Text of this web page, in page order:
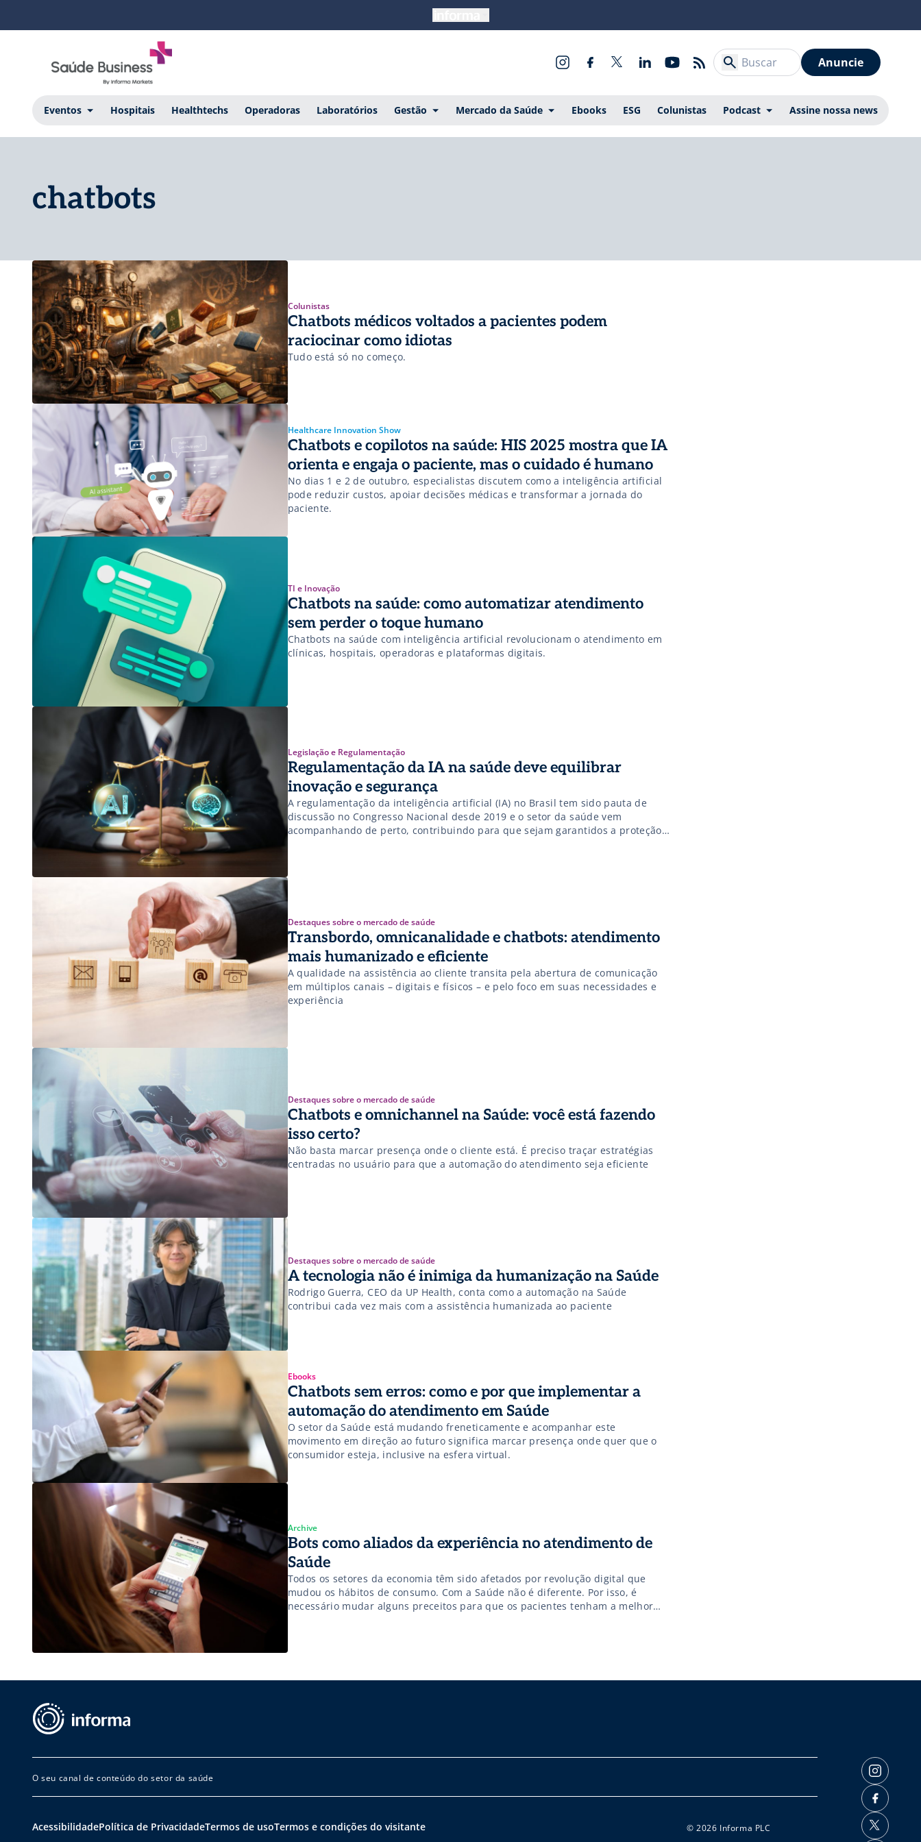
Anuncie
Eventos Hospitais Healthtechs Operadoras Laboratórios Gestão Mercado da Saúde Ebooks ESG Colunistas Podcast Assine nossa news
chatbots
Colunistas
Chatbots médicos voltados a pacientes podem
raciocinar como idiotas
Tudo está só no começo.
Healthcare Innovation Show
Chatbots e copilotos na saúde: HIS 2025 mostra que IA
orienta e engaja o paciente, mas o cuidado é humano
No dias 1 e 2 de outubro, especialistas discutem como a inteligência artificial
pode reduzir custos, apoiar decisões médicas e transformar a jornada do
paciente.
TI e Inovação
Chatbots na saúde: como automatizar atendimento
sem perder o toque humano
Chatbots na saúde com inteligência artificial revolucionam o atendimento em
clínicas, hospitais, operadoras e plataformas digitais.
Legislação e Regulamentação
Regulamentação da IA na saúde deve equilibrar
inovação e segurança
A regulamentação da inteligência artificial (IA) no Brasil tem sido pauta de
discussão no Congresso Nacional desde 2019 e o setor da saúde vem
acompanhando de perto, contribuindo para que sejam garantidos a proteção
Destaques sobre o mercado de saúde
Transbordo, omnicanalidade e chatbots: atendimento
mais humanizado e eficiente
A qualidade na assistência ao cliente transita pela abertura de comunicação
em múltiplos canais – digitais e físicos – e pelo foco em suas necessidades e
experiência
Destaques sobre o mercado de saúde
Chatbots e omnichannel na Saúde: você está fazendo
isso certo?
Não basta marcar presença onde o cliente está. É preciso traçar estratégias
centradas no usuário para que a automação do atendimento seja eficiente
Destaques sobre o mercado de saúde
A tecnologia não é inimiga da humanização na Saúde
Rodrigo Guerra, CEO da UP Health, conta como a automação na Saúde
contribui cada vez mais com a assistência humanizada ao paciente
Ebooks
Chatbots sem erros: como e por que implementar a
automação do atendimento em Saúde
O setor da Saúde está mudando freneticamente e acompanhar este
movimento em direção ao futuro significa marcar presença onde quer que o
consumidor esteja, inclusive na esfera virtual.
Archive
Bots como aliados da experiência no atendimento de
Saúde
Todos os setores da economia têm sido afetados por revolução digital que
mudou os hábitos de consumo. Com a Saúde não é diferente. Por isso, é
necessário mudar alguns preceitos para que os pacientes tenham a melhor
O seu canal de conteúdo do setor da saúde
AcessibilidadePolítica de PrivacidadeTermos de usoTermos e condições do visitante © 2026 Informa PLC